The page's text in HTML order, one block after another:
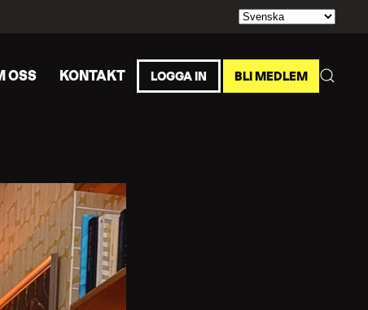
OSS KONTAKT LOGGA IN BLI MEDLEM